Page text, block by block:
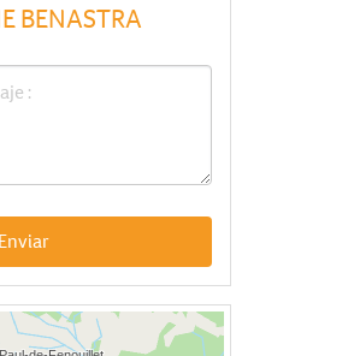
BENASTRA
Enviar